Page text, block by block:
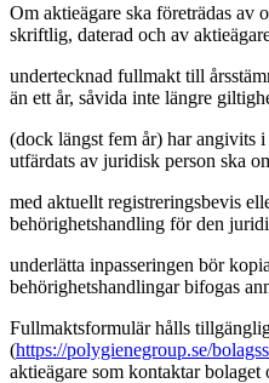
Om aktieägare ska företrädas av
skriftlig, daterad och av
undertecknad fullmakt till
än ett år, såvida inte längre
(dock längst fem år) har angivits
utfärdats av juridisk person ska
med aktuellt registreringsbevis
behörighetshandling för den
underlätta inpasseringen bör
behörighetshandlingar bifogas
Fullmaktsformulär hålls
(https://polygienegroup.se/
aktieägare som kontaktar bolaget